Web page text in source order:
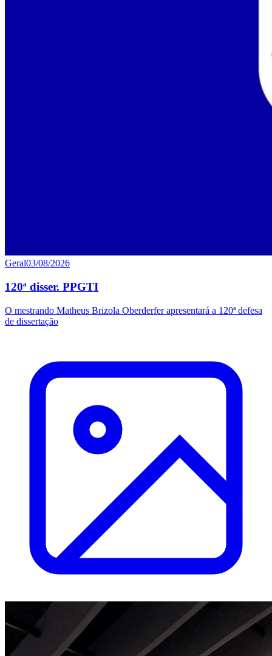
Geral03/08/2026
120ª disser. PPGTI
O mestrando Matheus Brizola Oberderfer apresentará a 120ª defesa
de dissertação